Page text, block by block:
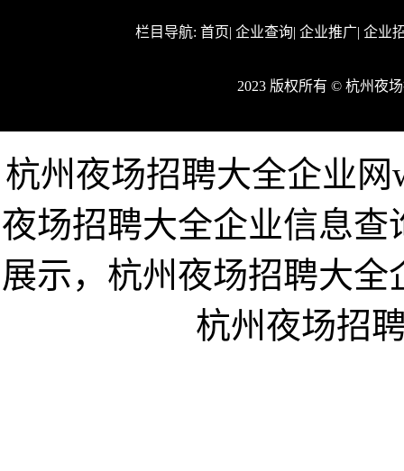
栏目导航: 首页| 企业查询| 企业推广| 企业
2023 版权所有 © 杭州夜
杭州夜场招聘大全企业网
夜场招聘大全企业信息
展示，杭州夜场招聘大
杭州夜场招